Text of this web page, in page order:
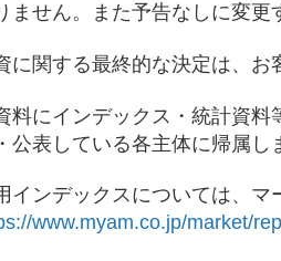
ません。また予告なしに変更
に関する最終的な決定は、お
料にインデックス・統計資
公表している各主体に帰属し
インデックスについては、マ
www.myam.co.jp/market/